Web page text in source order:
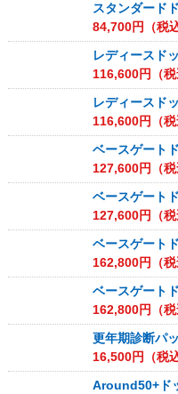
スタンダード
84,700円（税
レディースド
116,600円（税
レディースド
116,600円（税
ベースゲート
127,600円（税
ベースゲート
127,600円（税
ベースゲート
162,800円（税
ベースゲート
162,800円（税
更年期診断パ
16,500円（税
Around50+ド